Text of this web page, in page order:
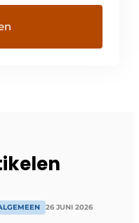
26 JUNI 2026